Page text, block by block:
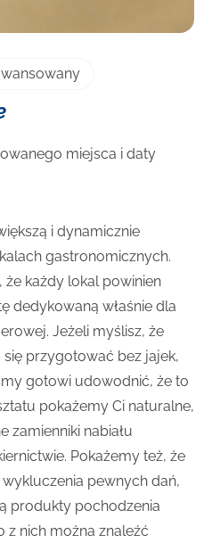
miejsca i daty
i dynamicznie
gastronomicznych.
że każdy lokal powinien
dedykowaną właśnie dla
Jeżeli myślisz, że
przygotować bez jajek,
gotowi udowodnić, że to
pokażemy Ci naturalne,
zamienniki nabiału
Pokażemy też, że
pewnych dań,
produkty pochodzenia
z nich można znaleźć